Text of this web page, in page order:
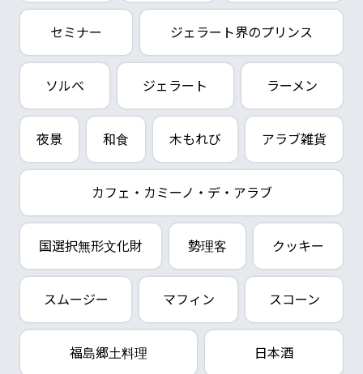
セミナー ジェラート界のプリンス
ソルベ ジェラート ラーメン
夜景 和食 木もれび アラブ雑貨
カフェ・カミーノ・デ・アラブ
国選択無形文化財 勢理客 クッキー
スムージー マフィン スコーン
福島郷土料理 日本酒